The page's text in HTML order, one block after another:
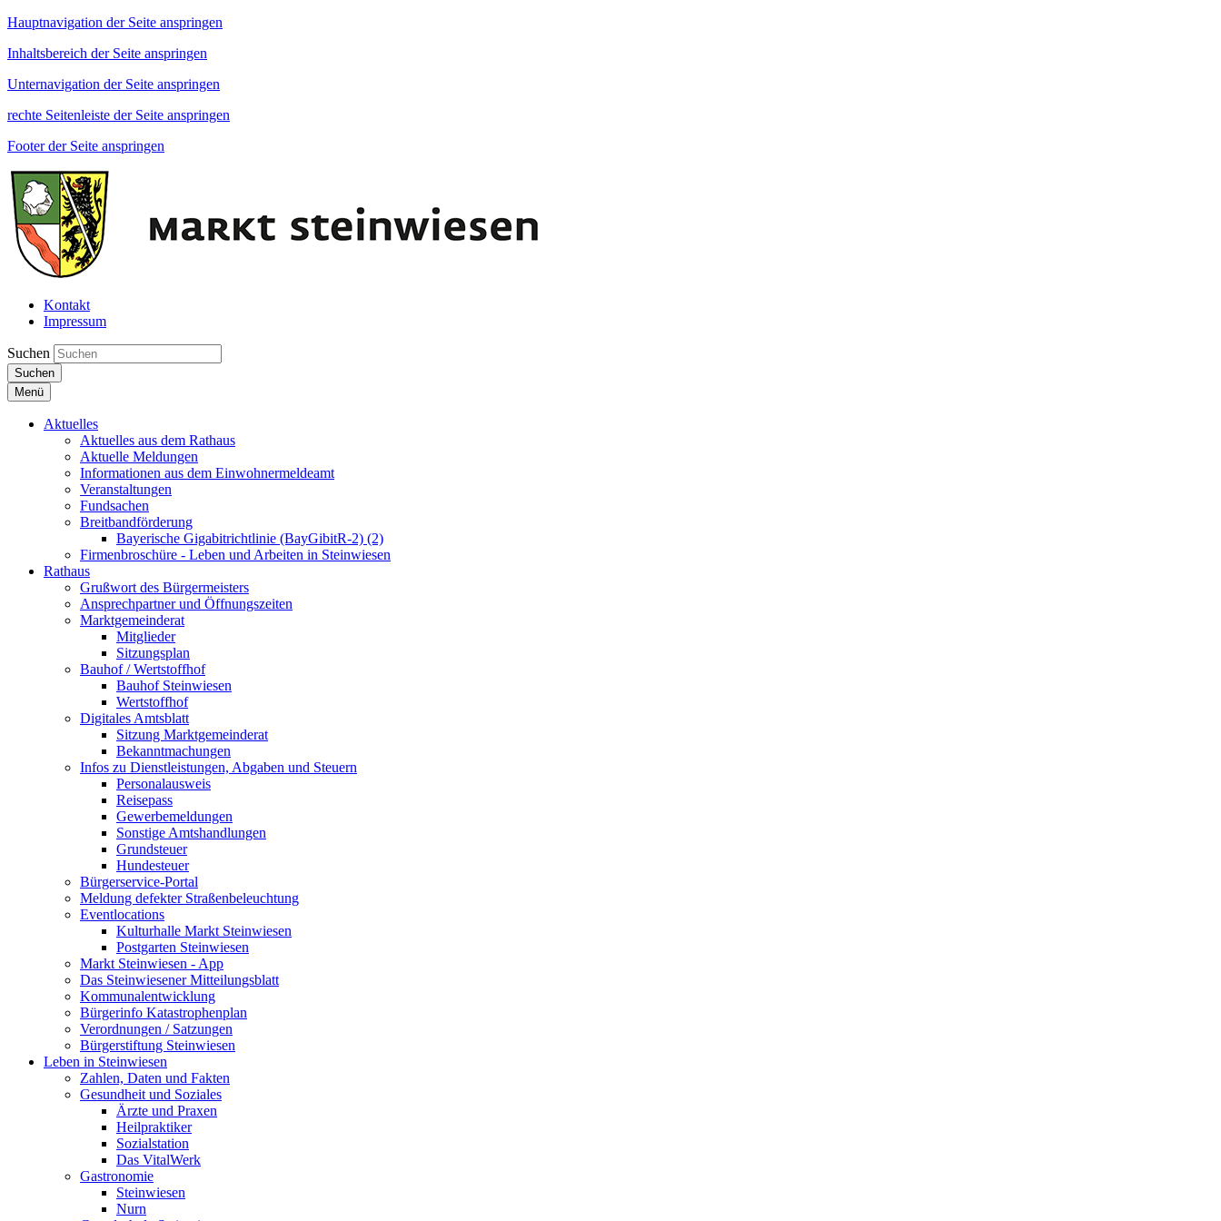
Hauptnavigation der Seite anspringen
Inhaltsbereich der Seite anspringen
Unternavigation der Seite anspringen
rechte Seitenleiste der Seite anspringen
Footer der Seite anspringen
Kontakt
Impressum
Suchen
Suchen
Menü
Aktuelles
Aktuelles aus dem Rathaus
Aktuelle Meldungen
Informationen aus dem Einwohnermeldeamt
Veranstaltungen
Fundsachen
Breitbandförderung
Bayerische Gigabitrichtlinie (BayGibitR-2) (2)
Firmenbroschüre - Leben und Arbeiten in Steinwiesen
Rathaus
Grußwort des Bürgermeisters
Ansprechpartner und Öffnungszeiten
Marktgemeinderat
Mitglieder
Sitzungsplan
Bauhof / Wertstoffhof
Bauhof Steinwiesen
Wertstoffhof
Digitales Amtsblatt
Sitzung Marktgemeinderat
Bekanntmachungen
Infos zu Dienstleistungen, Abgaben und Steuern
Personalausweis
Reisepass
Gewerbemeldungen
Sonstige Amtshandlungen
Grundsteuer
Hundesteuer
Bürgerservice-Portal
Meldung defekter Straßenbeleuchtung
Eventlocations
Kulturhalle Markt Steinwiesen
Postgarten Steinwiesen
Markt Steinwiesen - App
Das Steinwiesener Mitteilungsblatt
Kommunalentwicklung
Bürgerinfo Katastrophenplan
Verordnungen / Satzungen
Bürgerstiftung Steinwiesen
Leben in Steinwiesen
Zahlen, Daten und Fakten
Gesundheit und Soziales
Ärzte und Praxen
Heilpraktiker
Sozialstation
Das VitalWerk
Gastronomie
Steinwiesen
Nurn